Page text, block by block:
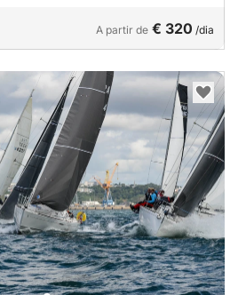
A partir de € 320 /dia